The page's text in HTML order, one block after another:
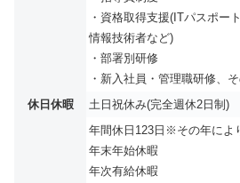
・資格取得支援(ITパスポー
情報技術者など)
・部署別研修
・新入社員・管理職研修、
休日休暇
土日祝休み(完全週休2日制)
年間休日123日※その年によ
年末年始休暇
年次有給休暇